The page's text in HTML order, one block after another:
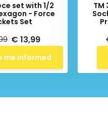
set with 1/2
- Force
Set
€ 13,99
me informed
TM